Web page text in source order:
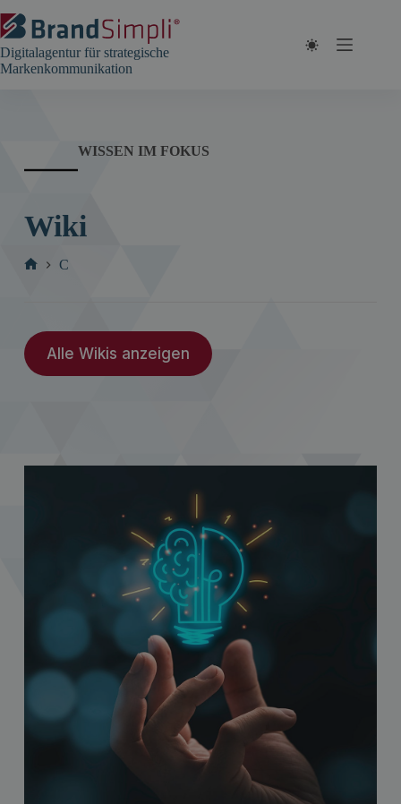
Inhalt
springen
Digitalagentur für strategische
Markenkommunikation
WISSEN IM FOKUS
Wiki
C
Alle Wikis anzeigen